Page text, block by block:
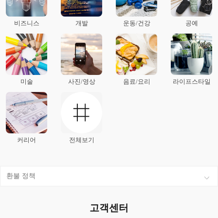
비즈니스 개발 운동/건강 공예
미술 사진/영상 음료/요리 라이프스타일
커리어 전체보기
환불 정책
고객센터